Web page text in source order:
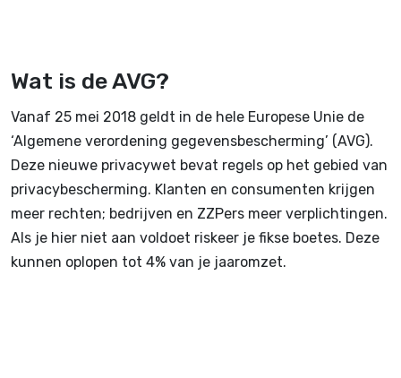
Wat is de AVG?
Vanaf 25 mei 2018 geldt in de hele Europese Unie de
‘Algemene verordening gegevensbescherming’ (AVG).
Deze nieuwe privacywet bevat regels op het gebied van
privacybescherming. Klanten en consumenten krijgen
meer rechten; bedrijven en ZZPers meer verplichtingen.
Als je hier niet aan voldoet riskeer je fikse boetes. Deze
kunnen oplopen tot 4% van je jaaromzet.